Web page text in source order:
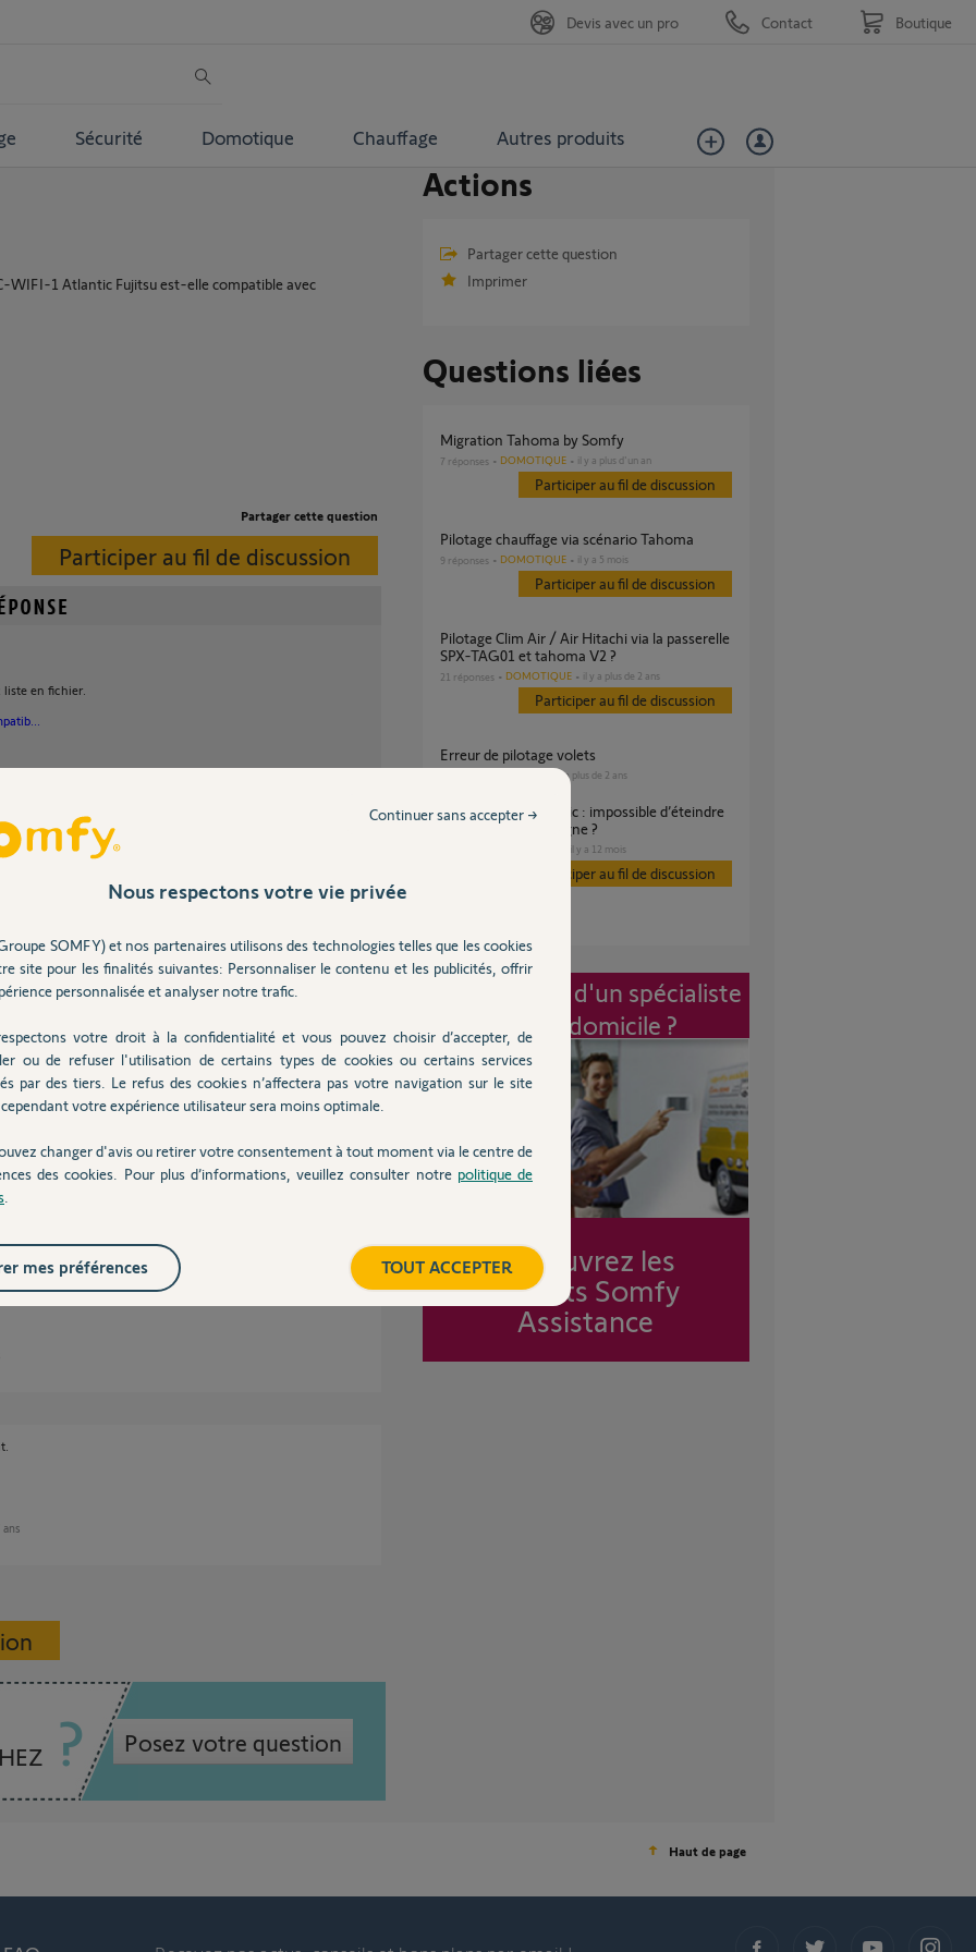
Sécurité Domotique Chauffage Autres produits
Devis avec un pro Contact Boutique
WIFI-1 Atlantic Fujitsu est-elle compatible avec
Partager cette question
Participer au fil de discussion
en fichier.
il y a plus de 7 ans
?
utile
ans
Posez votre question
Actions
Partager cette question
Imprimer
Questions liées
Migration Tahoma by Somfy
7 réponses DOMOTIQUE il y a plus d'un an
Participer au fil de discussion
Pilotage chauffage via scénario Tahoma
9 réponses DOMOTIQUE il y a 5 mois
Participer au fil de discussion
Pilotage Clim Air / Air Hitachi via la passerelle
SPX-TAG01 et tahoma V2 ?
21 réponses DOMOTIQUE il y a plus de 2 ans
Participer au fil de discussion
Erreur de pilotage volets
il y a plus de 2 ans
Zone control Atlantic : impossible d’éteindre
ou modifier la consigne ?
il y a 12 mois
Participer au fil de discussion
Intervention d'un spécialiste
à mon domicile ?
Découvrez les
forfaits Somfy
Assistance
Haut de page
Nous respectons votre vie privée
SOMFY) et nos partenaires utilisons des technologies telles que les cookies
site pour les finalités suivantes: Personnaliser le contenu et les publicités, offrir
personnalisée et analyser notre trafic.
votre droit à la confidentialité et vous pouvez choisir d’accepter, de
ou de refuser l'utilisation de certains types de cookies ou certains services
par des tiers. Le refus des cookies n’affectera pas votre navigation sur le site
votre expérience utilisateur sera moins optimale.
changer d'avis ou retirer votre consentement à tout moment via le centre de
des cookies. Pour plus d’informations, veuillez consulter notre politique de
Continuer sans accepter →
TOUT ACCEPTER
mes préférences